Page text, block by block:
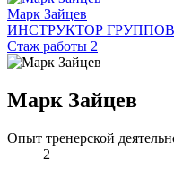
Марк Зайцев
ИНСТРУКТОР
Стаж работы 2
Марк Зайцев
Опыт тренерской
2